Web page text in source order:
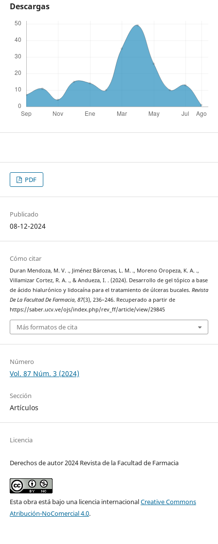
Descargas
PDF
Publicado
08-12-2024
Cómo citar
Duran Mendoza, M. V. ., Jiménez Bárcenas, L. M. ., Moreno Oropeza, K. A. .,
Villamizar Cortez, R. A. ., & Andueza, I. . (2024). Desarrollo de gel tópico a base
de ácido hialurónico y lidocaína para el tratamiento de úlceras bucales. Revista
De La Facultad De Farmacia, 87(3), 236–246. Recuperado a partir de
https://saber.ucv.ve/ojs/index.php/rev_ff/article/view/29845
Más formatos de cita
Número
Vol. 87 Núm. 3 (2024)
Sección
Artículos
Licencia
Derechos de autor 2024 Revista de la Facultad de Farmacia
Esta obra está bajo una licencia internacionalCreative Commons
Atribución-NoComercial 4.0.